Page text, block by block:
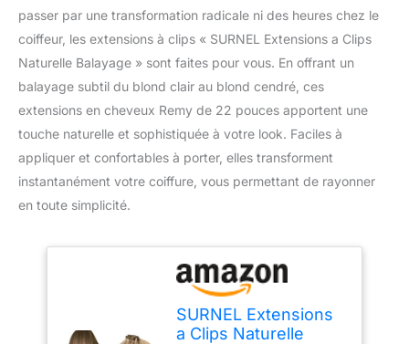
passer par une transformation radicale ni des heures chez le
coiffeur, les extensions à clips « SURNEL Extensions a Clips
Naturelle Balayage » sont faites pour vous. En offrant un
balayage subtil du blond clair au blond cendré, ces
extensions en cheveux Remy de 22 pouces apportent une
touche naturelle et sophistiquée à votre look. Faciles à
appliquer et confortables à porter, elles transforment
instantanément votre coiffure, vous permettant de rayonner
en toute simplicité.
SURNEL Extensions
a Clips Naturelle